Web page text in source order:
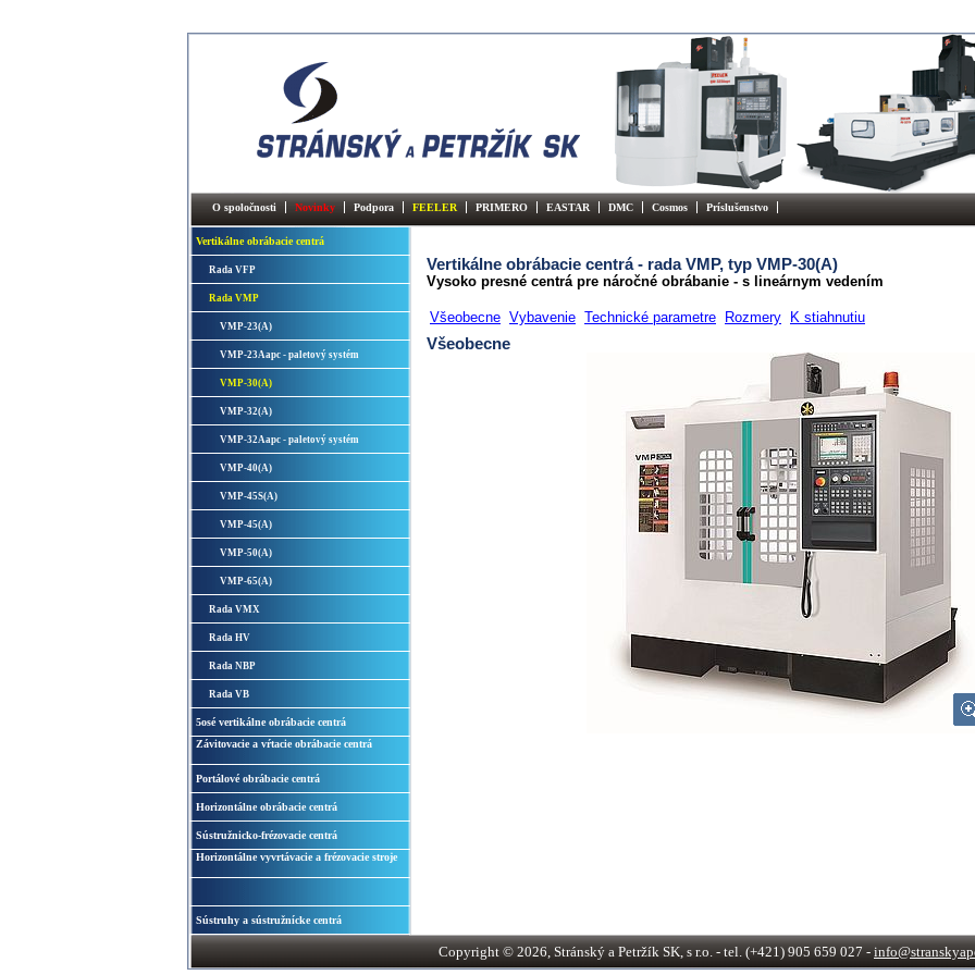
O spoločnosti Novinky Podpora FEELER PRIMERO EASTAR DMC Cosmos Príslušenstvo
Vertikálne obrábacie centrá
Rada VFP
Rada VMP
VMP-23(A)
VMP-23Aapc - paletový systém
VMP-30(A)
VMP-32(A)
VMP-32Aapc - paletový systém
VMP-40(A)
VMP-45S(A)
VMP-45(A)
VMP-50(A)
VMP-65(A)
Rada VMX
Rada HV
Rada NBP
Rada VB
5osé vertikálne obrábacie centrá
Závitovacie a vŕtacie obrábacie centrá
Portálové obrábacie centrá
Horizontálne obrábacie centrá
Sústružnicko-frézovacie centrá
Horizontálne vyvrtávacie a frézovacie stroje
Sústruhy a sústružnícke centrá
Vertikálne obrábacie centrá - rada VMP, typ VMP-30(A)
Vysoko presné centrá pre náročné obrábanie - s lineárnym vedením
Všeobecne Vybavenie Technické parametre Rozmery K stiahnutiu
Všeobecne
Copyright © 2026, Stránský a Petržík SK, s r.o. - tel. (+421) 905 659 027 -